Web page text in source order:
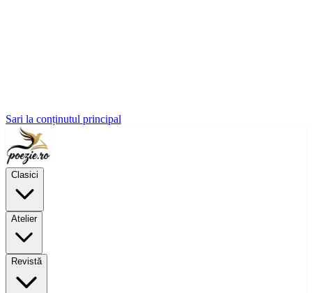
Sari la conținutul principal
Clasici
Atelier
Revistă